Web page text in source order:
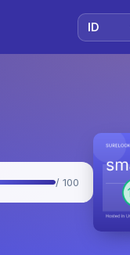
/ 100